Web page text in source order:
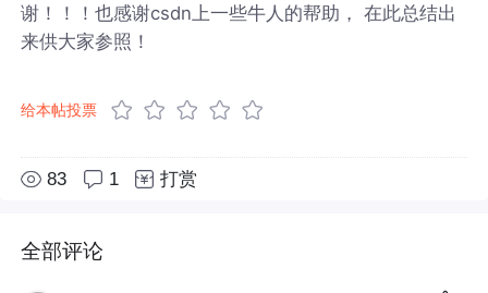
谢！！！也感谢csdn上一些牛人的帮助， 在此总结出
来供大家参照！
给本帖投票
83 1 打赏
全部评论